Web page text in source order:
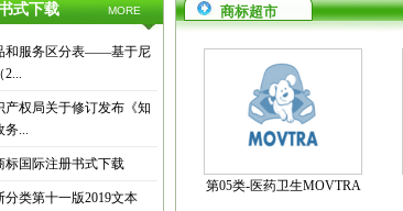
式下载 MORE
和服务区分表——基于尼
2...
产权局关于修订发布《知
务...
标国际注册书式下载
分类第十一版2019文本
商标超市
第05类-医药卫生MOVTRA